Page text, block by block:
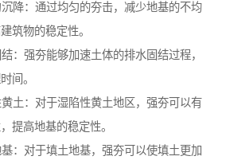
降：通过均匀的夯击，减少地基的不均
筑物的稳定性。
：强夯能够加速土体的排水固结过程，
间。
土：对于湿陷性黄土地区，强夯可以有
提高地基的稳定性。
：对于填土地基，强夯可以使填土更加